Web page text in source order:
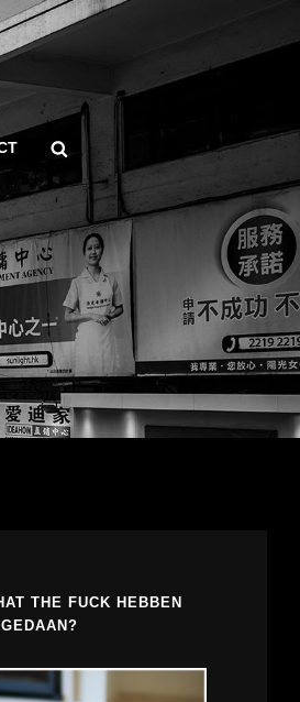
Search
THE FUCK HEBBEN